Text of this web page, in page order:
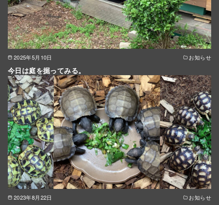
2025年5月10日 お知らせ
今日は庭を掘ってみる。
2023年8月22日 お知らせ